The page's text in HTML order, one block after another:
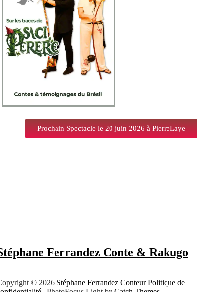
Prochain Spectacle le 20 juin 2026 à PierreLaye
Ferrandez Conte & Rakugo
© 2026 Stéphane Ferrandez Conteur Politique de